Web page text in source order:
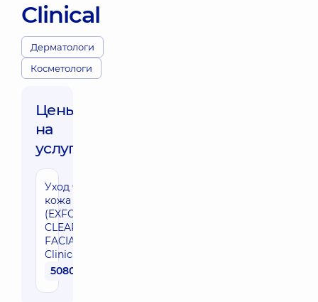
Clinical
Дерматологи
Косметологи
Цены
на
услуги:
Уход чистая
кожа
(EXFOLIATING
CLEAR SKIN
FACIAL) IS
Clinical
5080 грн